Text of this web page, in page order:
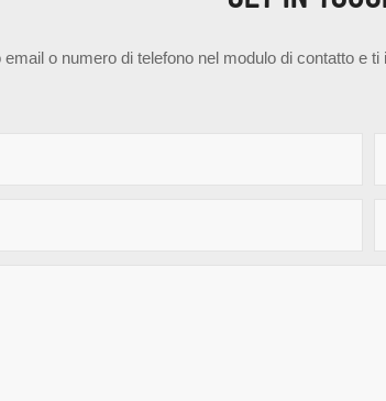
o numero di telefono nel modulo di contatto e